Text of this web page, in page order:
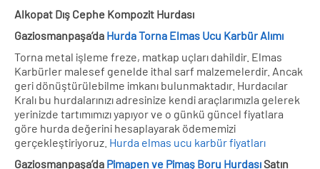
Alkopat Dış Cephe Kompozit Hurdası
Gaziosmanpaşa’da Hurda Torna Elmas Ucu Karbür Alımı
Torna metal işleme freze, matkap uçları dahildir. Elmas
Karbürler malesef genelde ithal sarf malzemelerdir. Ancak
geri dönüştürülebilme imkanı bulunmaktadır. Hurdacılar
Kralı bu hurdalarınızı adresinize kendi araçlarımızla gelerek
yerinizde tartımımızı yapıyor ve o günkü güncel fiyatlara
göre hurda değerini hesaplayarak ödememizi
gerçekleştiriyoruz. Hurda elmas ucu karbür fiyatları
Gaziosmanpaşa’da Pimapen ve Pimaş Boru HurdasıSatın